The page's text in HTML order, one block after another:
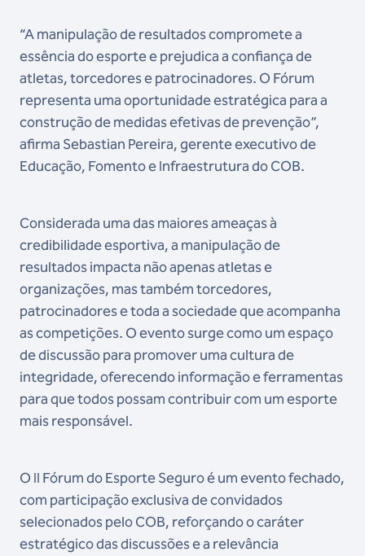
“A manipulação de resultados compromete a
essência do esporte e prejudica a confiança de
atletas, torcedores e patrocinadores. O Fórum
representa uma oportunidade estratégica para a
construção de medidas efetivas de prevenção”,
afirma Sebastian Pereira, gerente executivo de
Educação, Fomento e Infraestrutura do COB.
Considerada uma das maiores ameaças à
credibilidade esportiva, a manipulação de
resultados impacta não apenas atletas e
organizações, mas também torcedores,
patrocinadores e toda a sociedade que acompanha
as competições. O evento surge como um espaço
de discussão para promover uma cultura de
integridade, oferecendo informação e ferramentas
para que todos possam contribuir com um esporte
mais responsável.
O II Fórum do Esporte Seguro é um evento fechado,
com participação exclusiva de convidados
selecionados pelo COB, reforçando o caráter
estratégico das discussões e a relevância